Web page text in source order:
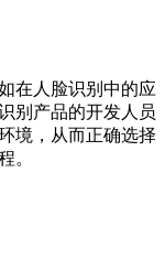
在人脸识别中的应
别产品的开发人员
境，从而正确选择
。